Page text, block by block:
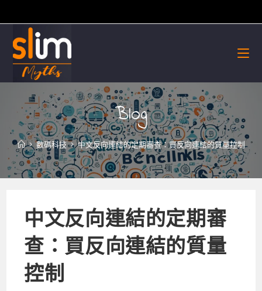
to
content
Blog
> 數碼科技 > 中文反向連結的定期審查：買反向連結的質量控制
中文反向連結的定期審
查：買反向連結的質量
控制